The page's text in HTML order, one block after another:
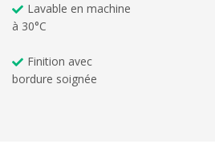
Lavable en machine
à 30°C
Finition avec
bordure soignée